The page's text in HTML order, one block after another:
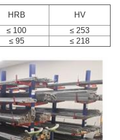
HRB
HV
≤ 100
≤ 253
≤ 95 ≤ 218